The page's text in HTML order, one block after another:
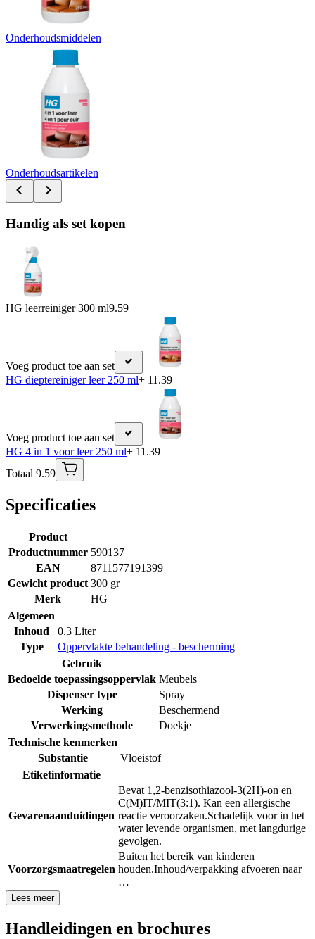
Onderhoudsmiddelen
Onderhoudsartikelen
Handig als set kopen
HG leerreiniger 300 ml9.59
Voeg product toe aan set
HG dieptereiniger leer 250 ml+ 11.39
Voeg product toe aan set
HG 4 in 1 voor leer 250 ml+ 11.39
Totaal 9.59
Specificaties
Product
Productnummer 590137
EAN
8711577191399
Gewicht product 300 gr
Merk
HG
Algemeen
Inhoud
0.3 Liter
Type
Oppervlakte behandeling - bescherming
Gebruik
Bedoelde toepassingsoppervlak Meubels
Dispenser type
Spray
Werking
Beschermend
Verwerkingsmethode
Doekje
Technische kenmerken
Substantie
Vloeistof
Etiketinformatie
Gevarenaanduidingen
Bevat 1,2-benzisothiazool-3(2H)-on en
C(M)IT/MIT(3:1). Kan een allergische
reactie veroorzaken.Schadelijk voor in het
water levende organismen, met langdurige
gevolgen.
Voorzorgsmaatregelen
Buiten het bereik van kinderen
houden.Inhoud/verpakking afvoeren naar
…
Lees meer
Handleidingen en brochures